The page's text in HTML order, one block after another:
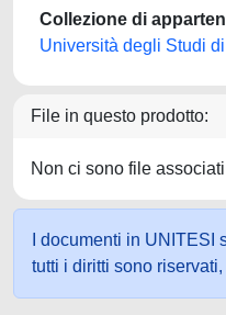
Collezione di
Università degli Studi
File in questo prodotto:
Non ci sono file
I documenti in UNITESI
tutti i diritti sono